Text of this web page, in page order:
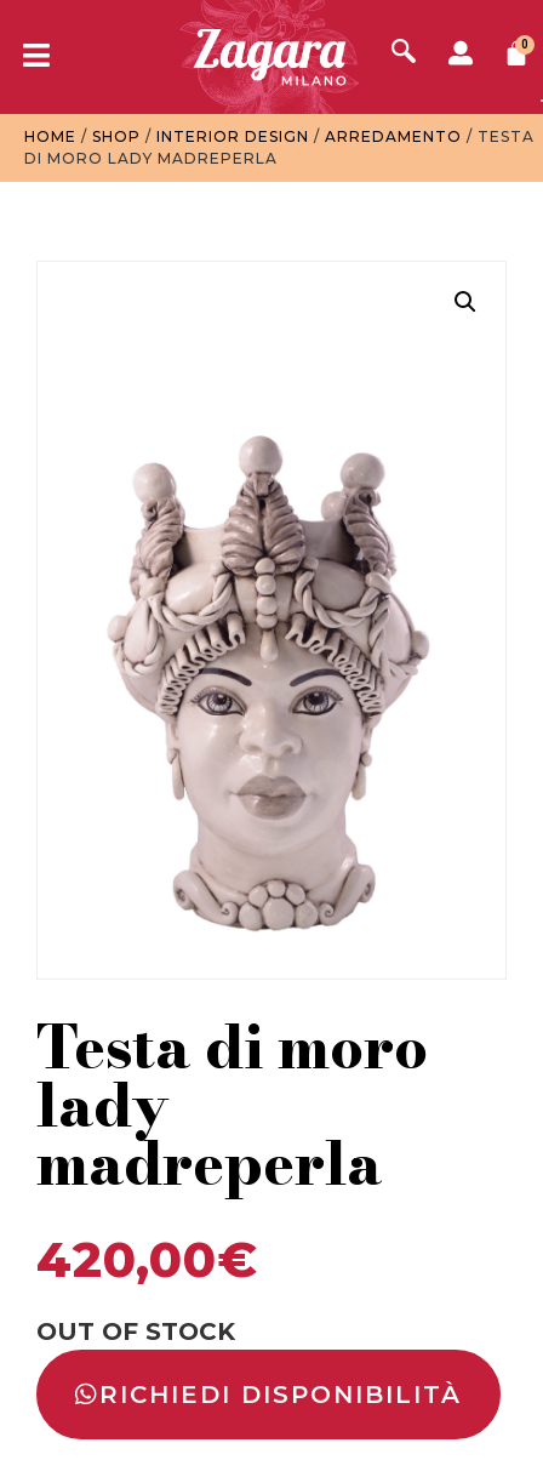
0
HOME / SHOP / INTERIOR DESIGN / ARREDAMENTO / TESTA
DI MORO LADY MADREPERLA
Testa di moro
lady
madreperla
420,00€
OUT OF STOCK
RICHIEDI DISPONIBILITÀ